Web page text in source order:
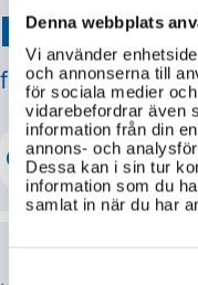
Denna webbplats
Vi använder
och annonserna till
för sociala medier
vidarebefordrar även
information från din
annons- och
Dessa kan i sin tur
information som du
samlat in när du har
Hitta svar
från svenska